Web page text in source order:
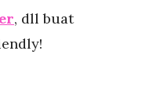
, dll buat